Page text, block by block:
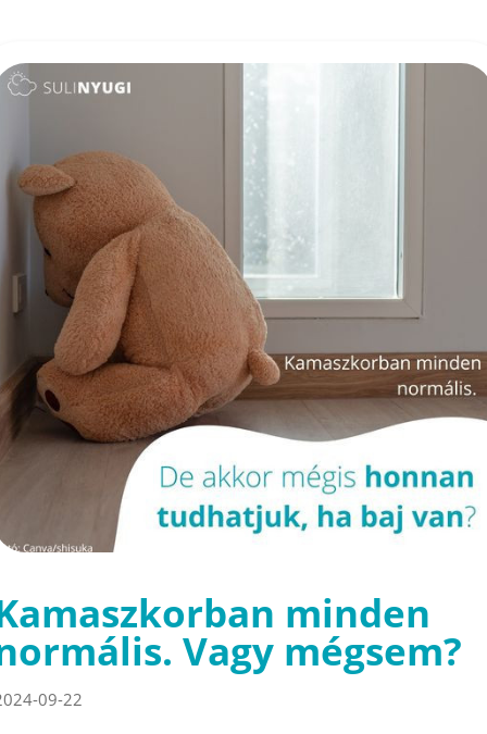
minden
Vagy mégsem?
09-22